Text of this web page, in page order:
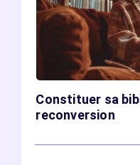
Constituer sa
reconversion